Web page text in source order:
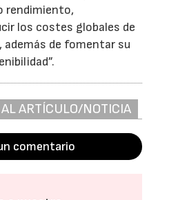
rendimiento,
los costes globales de
de fomentar su
ARTÍCULO/NOTICIA
comentario